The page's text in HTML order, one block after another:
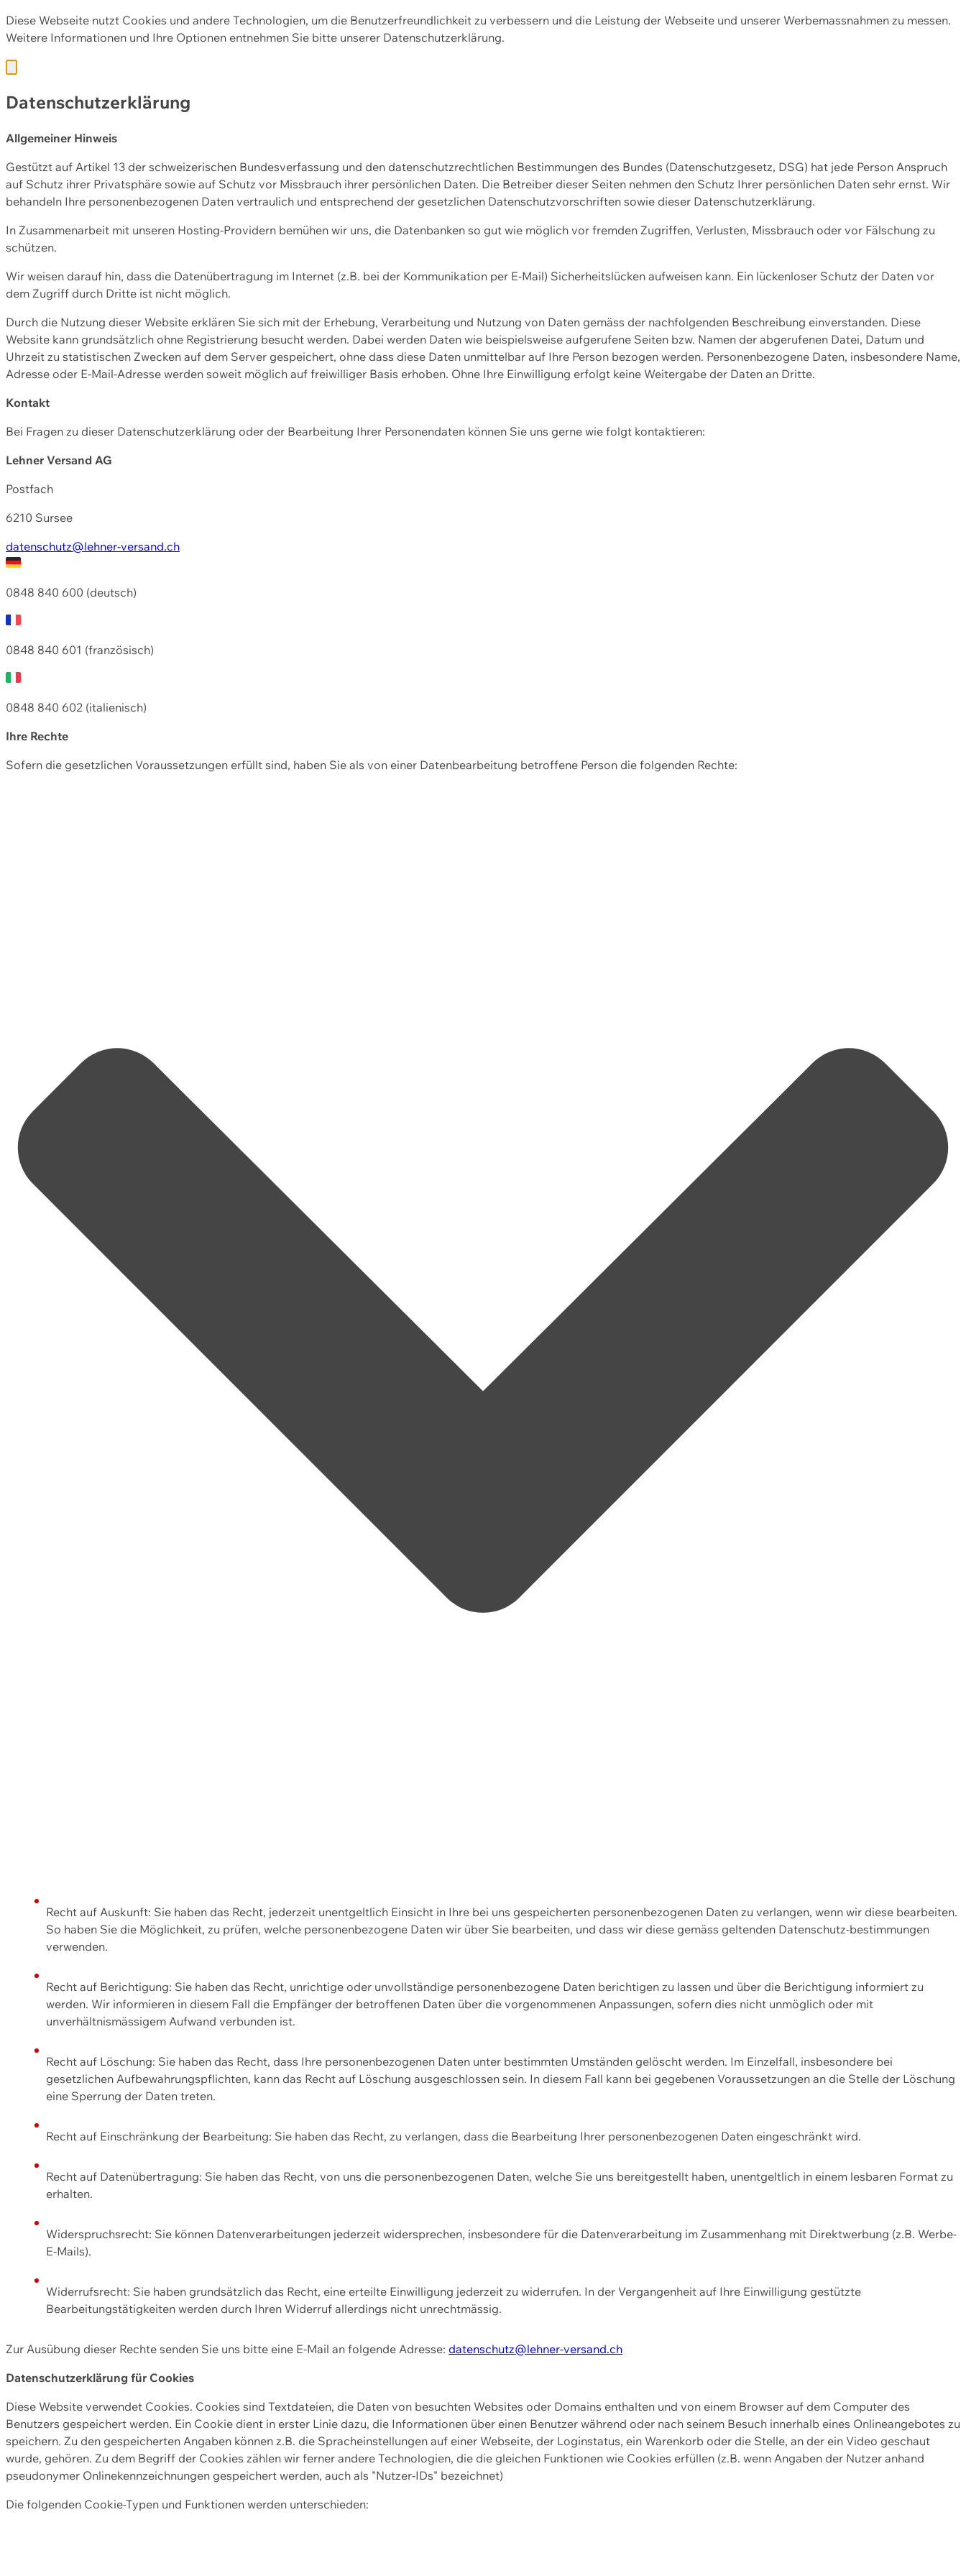
Diese Webseite nutzt Cookies und andere Technologien, um die Benutzerfreundlichkeit zu verbessern und die Leistung der Webseite und unserer Werbemassnahmen zu messen.
Weitere Informationen und Ihre Optionen entnehmen Sie bitte unserer Datenschutzerklärung.
Datenschutzerklärung
Allgemeiner Hinweis
Gestützt auf Artikel 13 der schweizerischen Bundesverfassung und den datenschutzrechtlichen Bestimmungen des Bundes (Datenschutzgesetz, DSG) hat jede Person Anspruch
auf Schutz ihrer Privatsphäre sowie auf Schutz vor Missbrauch ihrer persönlichen Daten. Die Betreiber dieser Seiten nehmen den Schutz Ihrer persönlichen Daten sehr ernst. Wir
behandeln Ihre personenbezogenen Daten vertraulich und entsprechend der gesetzlichen Datenschutzvorschriften sowie dieser Datenschutzerklärung.
In Zusammenarbeit mit unseren Hosting-Providern bemühen wir uns, die Datenbanken so gut wie möglich vor fremden Zugriffen, Verlusten, Missbrauch oder vor Fälschung zu
schützen.
Wir weisen darauf hin, dass die Datenübertragung im Internet (z.B. bei der Kommunikation per E-Mail) Sicherheitslücken aufweisen kann. Ein lückenloser Schutz der Daten vor
dem Zugriff durch Dritte ist nicht möglich.
Durch die Nutzung dieser Website erklären Sie sich mit der Erhebung, Verarbeitung und Nutzung von Daten gemäss der nachfolgenden Beschreibung einverstanden. Diese
Website kann grundsätzlich ohne Registrierung besucht werden. Dabei werden Daten wie beispielsweise aufgerufene Seiten bzw. Namen der abgerufenen Datei, Datum und
Uhrzeit zu statistischen Zwecken auf dem Server gespeichert, ohne dass diese Daten unmittelbar auf Ihre Person bezogen werden. Personenbezogene Daten, insbesondere Name,
Adresse oder E-Mail-Adresse werden soweit möglich auf freiwilliger Basis erhoben. Ohne Ihre Einwilligung erfolgt keine Weitergabe der Daten an Dritte.
Kontakt
Bei Fragen zu dieser Datenschutzerklärung oder der Bearbeitung Ihrer Personendaten können Sie uns gerne wie folgt kontaktieren:
Lehner Versand AG
Postfach
6210 Sursee
datenschutz@lehner-versand.ch
0848 840 600 (deutsch)
0848 840 601 (französisch)
0848 840 602 (italienisch)
Ihre Rechte
Sofern die gesetzlichen Voraussetzungen erfüllt sind, haben Sie als von einer Datenbearbeitung betroffene Person die folgenden Rechte:
Recht auf Auskunft: Sie haben das Recht, jederzeit unentgeltlich Einsicht in Ihre bei uns gespeicherten personenbezogenen Daten zu verlangen, wenn wir diese bearbeiten.
So haben Sie die Möglichkeit, zu prüfen, welche personenbezogene Daten wir über Sie bearbeiten, und dass wir diese gemäss geltenden Datenschutz-bestimmungen
verwenden.
Recht auf Berichtigung: Sie haben das Recht, unrichtige oder unvollständige personenbezogene Daten berichtigen zu lassen und über die Berichtigung informiert zu
werden. Wir informieren in diesem Fall die Empfänger der betroffenen Daten über die vorgenommenen Anpassungen, sofern dies nicht unmöglich oder mit
unverhältnismässigem Aufwand verbunden ist.
Recht auf Löschung: Sie haben das Recht, dass Ihre personenbezogenen Daten unter bestimmten Umständen gelöscht werden. Im Einzelfall, insbesondere bei
gesetzlichen Aufbewahrungspflichten, kann das Recht auf Löschung ausgeschlossen sein. In diesem Fall kann bei gegebenen Voraussetzungen an die Stelle der Löschung
eine Sperrung der Daten treten.
Recht auf Einschränkung der Bearbeitung: Sie haben das Recht, zu verlangen, dass die Bearbeitung Ihrer personenbezogenen Daten eingeschränkt wird.
Recht auf Datenübertragung: Sie haben das Recht, von uns die personenbezogenen Daten, welche Sie uns bereitgestellt haben, unentgeltlich in einem lesbaren Format zu
erhalten.
Widerspruchsrecht: Sie können Datenverarbeitungen jederzeit widersprechen, insbesondere für die Datenverarbeitung im Zusammenhang mit Direktwerbung (z.B. Werbe-
E-Mails).
Widerrufsrecht: Sie haben grundsätzlich das Recht, eine erteilte Einwilligung jederzeit zu widerrufen. In der Vergangenheit auf Ihre Einwilligung gestützte
Bearbeitungstätigkeiten werden durch Ihren Widerruf allerdings nicht unrechtmässig.
Zur Ausübung dieser Rechte senden Sie uns bitte eine E-Mail an folgende Adresse: datenschutz@lehner-versand.ch
Datenschutzerklärung für Cookies
Diese Website verwendet Cookies. Cookies sind Textdateien, die Daten von besuchten Websites oder Domains enthalten und von einem Browser auf dem Computer des
Benutzers gespeichert werden. Ein Cookie dient in erster Linie dazu, die Informationen über einen Benutzer während oder nach seinem Besuch innerhalb eines Onlineangebotes zu
speichern. Zu den gespeicherten Angaben können z.B. die Spracheinstellungen auf einer Webseite, der Loginstatus, ein Warenkorb oder die Stelle, an der ein Video geschaut
wurde, gehören. Zu dem Begriff der Cookies zählen wir ferner andere Technologien, die die gleichen Funktionen wie Cookies erfüllen (z.B. wenn Angaben der Nutzer anhand
pseudonymer Onlinekennzeichnungen gespeichert werden, auch als "Nutzer-IDs" bezeichnet)
Die folgenden Cookie-Typen und Funktionen werden unterschieden: